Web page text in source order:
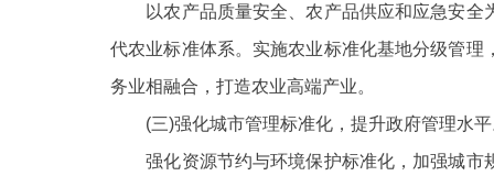
以农产品质量安全、农产品供应和应急安全
代农业标准体系。实施农业标准化基地分级管
务业相融合，打造农业高端产业。
(三)强化城市管理标准化，提升政府管理水平
强化资源节约与环境保护标准化，加强城市